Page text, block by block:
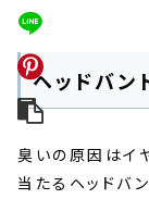
ヘッドバン
臭いの原因はイ
当たるヘッドバ